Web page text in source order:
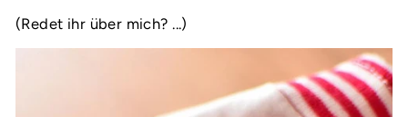
(Redet ihr über mich? ...)